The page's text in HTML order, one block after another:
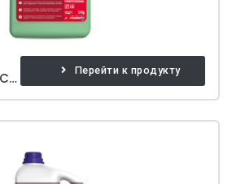
BAKTERIO DISINFECTANT Перейти к продукту